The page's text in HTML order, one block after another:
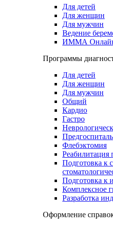
Для детей
Для женщин
Для мужчин
Ведение
ИММА
Программы
Для детей
Для женщин
Для мужчин
Общий
Кардио
Гастро
Флебэктомия
Реабилитация
Подготовка к
Подготовка к
Комплексное
Разработка
Оформление